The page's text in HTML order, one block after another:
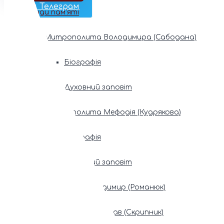
Наш Телеграм
Фонди пам’яті
Митрополита Володимира (Сабодана)
Біографія
Духовний заповіт
Митрополита Мефодія (Кудрякова)
Біографія
Духовний заповіт
Патріарх Володимир (Романюк)
Патріарх Мстислав (Скрипник)